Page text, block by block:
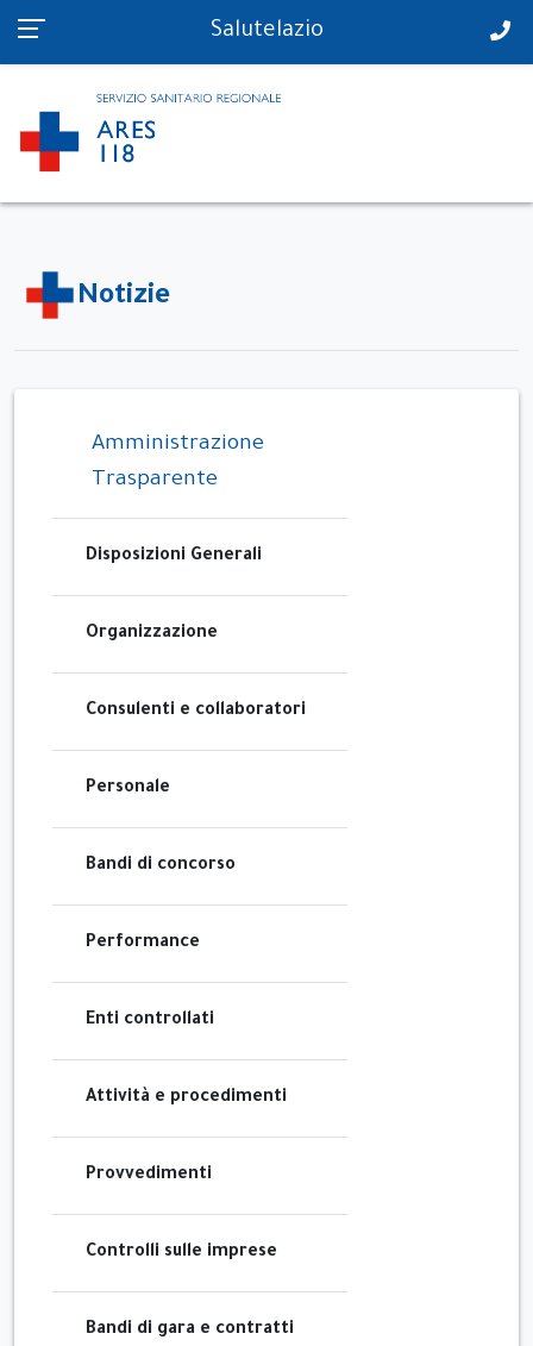
PS in tempo reale Salutelazio
Notizie
Amministrazione
Trasparente
Disposizioni Generali
Organizzazione
Consulenti e collaboratori
Personale
Bandi di concorso
Performance
Enti controllati
Attività e procedimenti
Provvedimenti
Controlli sulle imprese
Bandi di gara e contratti